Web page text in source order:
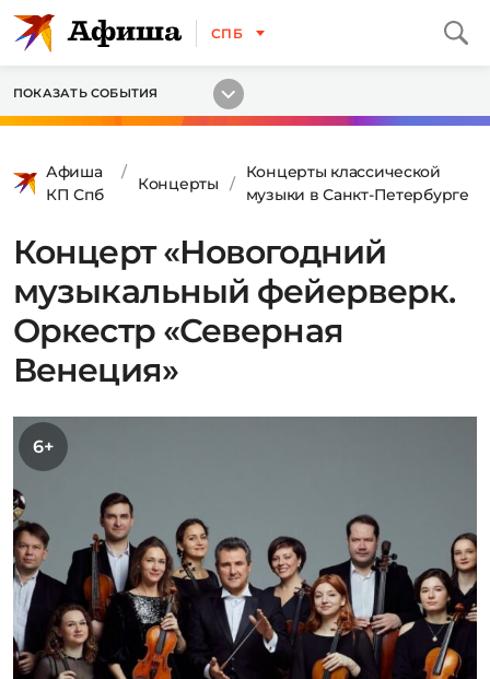
СПБ
ПОКАЗАТЬ СОБЫТИЯ
Афиша
КП Спб
Концерты
Концерты классической
музыки в Санкт-Петербурге
Концерт «Новогодний
музыкальный фейерверк.
Оркестр «Северная
Венеция»
6+